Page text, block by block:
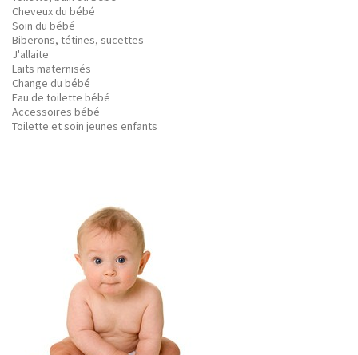
Cheveux du bébé
Soin du bébé
Biberons, tétines, sucettes
J'allaite
Laits maternisés
Change du bébé
Eau de toilette bébé
Accessoires bébé
Toilette et soin jeunes enfants